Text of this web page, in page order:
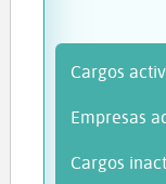
Cargos
Empresas
Cargos